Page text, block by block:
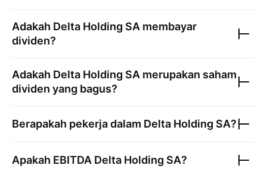
Adakah Delta Holding SA membayar
dividen?
Adakah Delta Holding SA merupakan saham
dividen yang bagus?
Berapakah pekerja dalam Delta Holding SA?
Apakah EBITDA Delta Holding SA?